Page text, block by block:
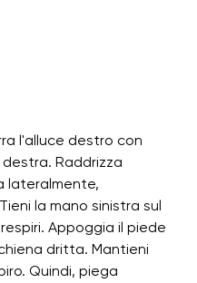
l'alluce destro con
Raddrizza
lateralmente,
la mano sinistra sul
Appoggia il piede
dritta. Mantieni
Quindi, piega